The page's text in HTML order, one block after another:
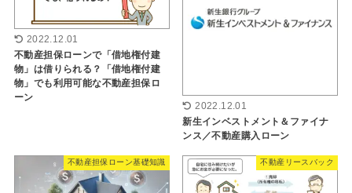
2022.12.01
不動産担保ローンで「借地権付建
物」は借りられる？「借地権付建
物」でも利用可能な不動産担保ロ
ーン
2022.12.01
新生インベストメント＆ファイナ
ンス／不動産購入ローン
不動産担保ローン基礎知識 不動産リースバック